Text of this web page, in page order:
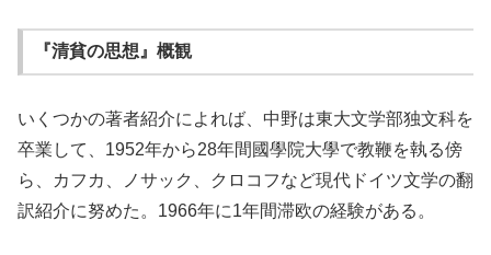
『清貧の思想』概観
いくつかの著者紹介によれば、中野は東大文学部独文科を
卒業して、1952年から28年間國學院大學で教鞭を執る傍
ら、カフカ、ノサック、クロコフなど現代ドイツ文学の翻
訳紹介に努めた。1966年に1年間滞欧の経験がある。